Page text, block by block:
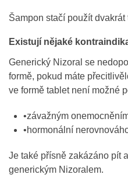
Šampon stačí použít dvakrát
Existují nějaké
Generický Nizoral se
formě, pokud máte
ve formě tablet není možné
•závažným
•hormonální
Je také přísně zakázáno pít
generickým Nizoralem.